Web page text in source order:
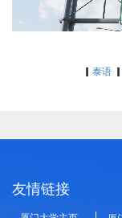
泰语▎
友情链接